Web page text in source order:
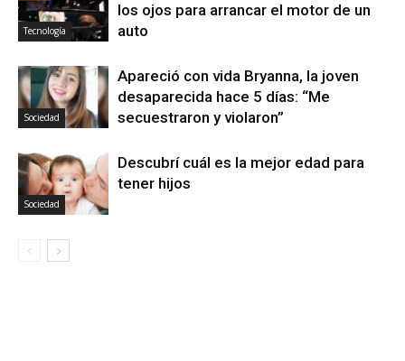
Tecnología
los ojos para arrancar el motor de un
auto
Sociedad
Apareció con vida Bryanna, la joven
desaparecida hace 5 días: “Me
secuestraron y violaron”
Sociedad
Descubrí cuál es la mejor edad para
tener hijos